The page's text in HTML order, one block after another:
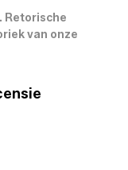
Retorische
van onze